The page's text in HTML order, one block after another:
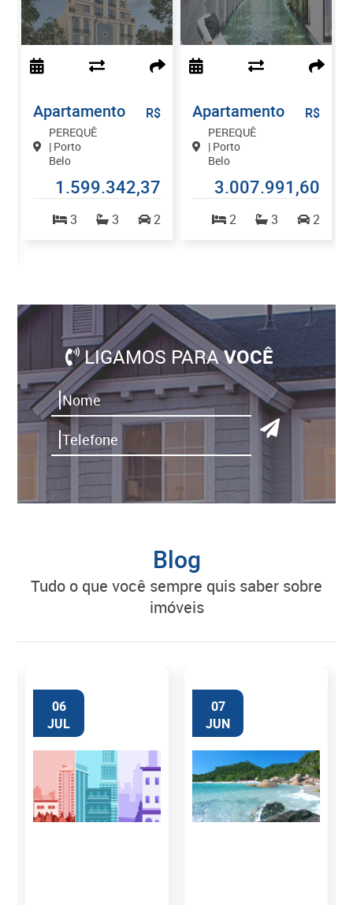
Apartamento
PEREQUÊ
| Porto
Belo
R$
1.599.342,37
3 3 2
Apartamento
PEREQUÊ
| Porto
Belo
R$
3.007.991,60
2 3
2
LIGAMOS PARAVOCÊ
Blog
tudo o que você sempre quis saber sobre
imóveis
06
JUL
07
JUN